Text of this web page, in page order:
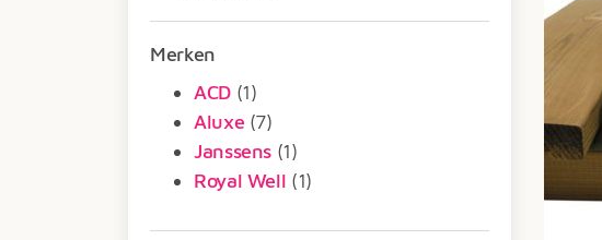
Merken
ACD (1)
Aluxe (7)
Janssens (1)
Royal Well (1)